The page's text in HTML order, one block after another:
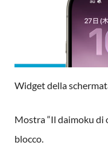
Widget della
Mostra “Il daimoku di
blocco.